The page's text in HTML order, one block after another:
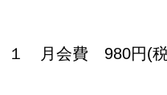
１ 月会費 980円(